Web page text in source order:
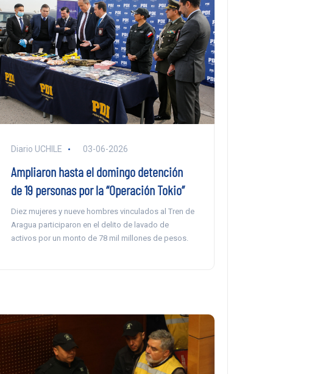
Diario UCHILE 03-06-2026
Ampliaron hasta el domingo detención
de 19 personas por la “Operación Tokio”
Diez mujeres y nueve hombres vinculados al Tren de
Aragua participaron en el delito de lavado de
activos por un monto de 78 mil millones de pesos.